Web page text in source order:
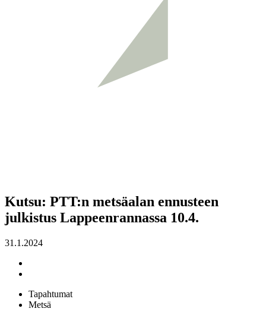
Kutsu: PTT:n metsäalan ennusteen
julkistus Lappeenrannassa 10.4.
31.1.2024
Tapahtumat
Metsä